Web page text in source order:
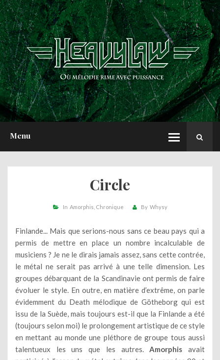
Menu
ACCUEIL
NEWS
CHRONIQUES
INTERVIEWS
REPORTS
A PROPOS
Circle
In Amorphis Chronique By Whysy
Finlande... Mais que serions-nous sans ce beau pays qui a
permis de mettre en place un nombre incalculable de
musiciens ? Je ne le dirais jamais assez, sans cette contrée,
le métal ne serait pas arrivé à une telle dimension. Les
groupes débarquant de la Scandinavie ont permis de faire
évoluer le style. En outre, en matière d’extrême, on parle
évidemment du Death mélodique de Götheborg qui est
issu de la Suède, mais toujours est-il que la Finlande a été
(toujours selon moi) le prolongement artistique de ce style
en mettant au monde une pléthore de groupe tous aussi
talentueux les uns que les autres.Amorphis avait